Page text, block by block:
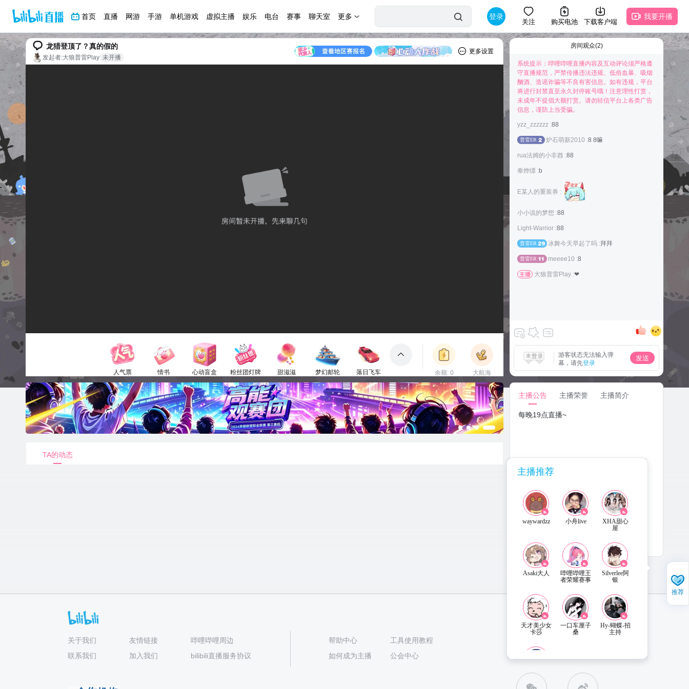
首页 直播 网游 手游 单机游戏 虚拟主播 娱乐 电台 赛事 聊天室 更多 登录
关注 购买电池 下载客户端
我要开播
龙猎登顶了？真的假的
发起者:大狼普雷Play 未开播
更多设置
人气票
1电池
情书
52电池
心动盲盒
150电池
粉丝团灯牌
1电池
甜滋滋
50电池
梦幻邮轮
3000电池
落日飞车
2000电池
包裹
余额: 0
立即充值
大航海
立即上船
房间观众(2)
快来抢占前排为主播打Call吧
系统提示：哔哩哔哩直播内容及互动评论须严格遵
守直播规范，严禁传播违法违规、低俗血暴、吸烟
酗酒、造谣诈骗等不良有害信息。如有违规，平台
将进行封禁直至永久封停账号哦！注意理性打赏，
未成年不提倡大额打赏。请勿轻信平台上各类广告
信息，谨防上当受骗。
yzz_zzzzzz :88
普雷ER 2 炉石萌新2010 :8 8嘛
rua法姆的小非酋 :88
奉烨缥 :b
E某人的重装券 :
小小说的梦想 :88
Light-Warrior :88
普雷ER 29 冰舞今天早起了吗 :拜拜
普雷ER 11 meeee10 :8
大狼普雷Play :❤
游客状态无法输入弹
幕，请先登录
发送
TA的动态
主播公告 主播荣誉 主播简介
每晚19点直播~
3-10更新
推荐
主播推荐
waywardzz 小舟live
XHA甜心
屋
Asaki大人
哔哩哔哩王
者荣耀赛事
Silverlee阿
银
天才美少女
卡莎
一口车厘子
桑
Hy-蝴蝶-招
主持
楚钧艾克
直播姬APP 下载
关于我们 友情链接
哔哩哔哩周边
联系我们
加入我们 bilibili直播服务协议
帮助中心
工具使用教程
如何成为主播
公会中心